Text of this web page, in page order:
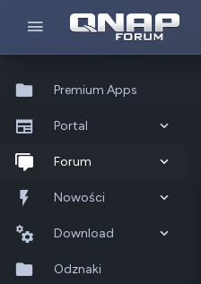
Premium Apps
Portal
Co nowego?
Ostatnia aktywność
Forum
Nowe posty
Popularne
Szukaj na forum
Nowości
Nowe posty
Wszystkie posty
Download
Szukaj zasobów
Odznaki